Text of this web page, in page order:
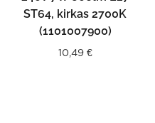
ST64, kirkas 2700K
(1101007900)
10,49 €